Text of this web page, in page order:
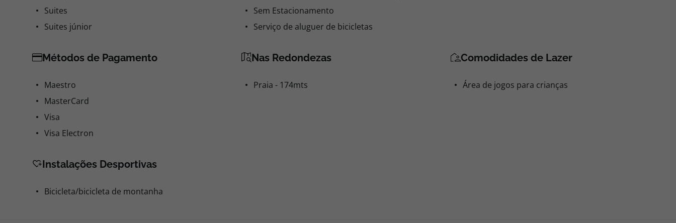
Suites
Suites júnior
Sem Estacionamento
Serviço de aluguer de bicicletas
Métodos de Pagamento
Maestro
MasterCard
Visa
Visa Electron
Nas Redondezas
Praia - 174mts
Comodidades de Lazer
Área de jogos para crianças
Instalações Desportivas
Bicicleta/bicicleta de montanha